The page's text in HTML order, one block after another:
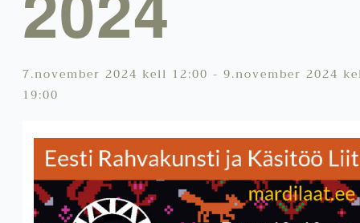
7.november 2024 kell 12:00 - 9.november 2024
19:00